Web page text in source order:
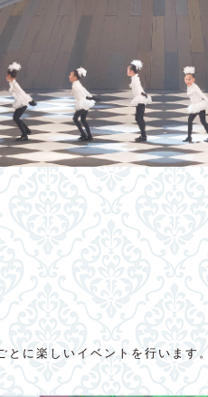
に楽しいイベントを行います。